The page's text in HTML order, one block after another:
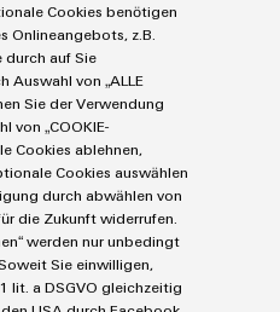
Cookies benötigen
Onlineangebots, z.B.
durch auf Sie
Auswahl von „ALLE
Sie der Verwendung
von „COOKIE-
Cookies ablehnen,
Cookies auswählen
durch abwählen von
die Zukunft widerrufen.
werden nur unbedingt
Sie einwilligen,
lit. a DSGVO gleichzeitig